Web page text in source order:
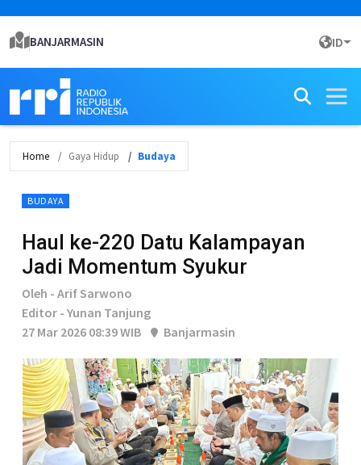
BANJARMASIN ID
Home Gaya Hidup Budaya
BUDAYA
Haul ke-220 Datu Kalampayan
Jadi Momentum Syukur
Oleh - Arif Sarwono
Editor - Yunan Tanjung
27 Mar 2026 08:39 WIB
Banjarmasin